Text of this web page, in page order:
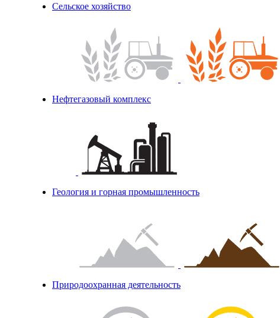
Сельское хозяйство
Нефтегазовый комплекс
Геология и горная промышленность
Природоохранная деятельность